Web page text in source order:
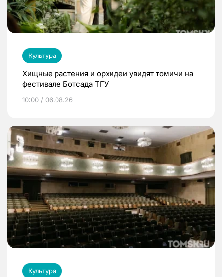
Культура
Хищные растения и орхидеи увидят томичи на
фестивале Ботсада ТГУ
10:00 / 06.08.26
Культура